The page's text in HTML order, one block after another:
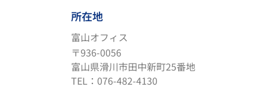
所在地
富山オフィス
〒936-0056
富山県滑川市田中新町25番地
TEL：076-482-4130